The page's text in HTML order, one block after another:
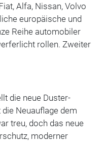
Alfa, Nissan, Volvo
europäische und
Reihe automobiler
rollen. Zweiter
die neue Duster-
Neuauflage dem
treu, doch das neue
moderner